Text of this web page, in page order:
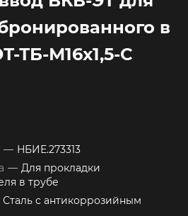
в
ТБ-М16х1,5-С
— НБИЕ.273313
— Для прокладки
в трубе
Сталь с антикоррозийным